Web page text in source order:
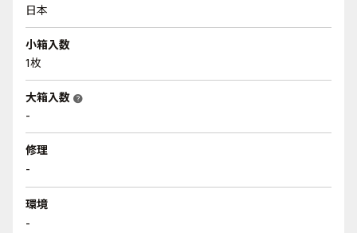
日本
小箱入数
1枚
大箱入数 help
-
修理
-
環境
-